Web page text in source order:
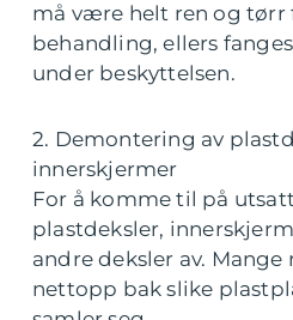
må være helt ren og tørr
behandling, ellers
under beskyttelsen.
2. Demontering av
innerskjermer
For å komme til på
plastdeksler,
andre deksler av.
nettopp bak slike